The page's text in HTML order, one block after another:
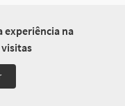
experiência na